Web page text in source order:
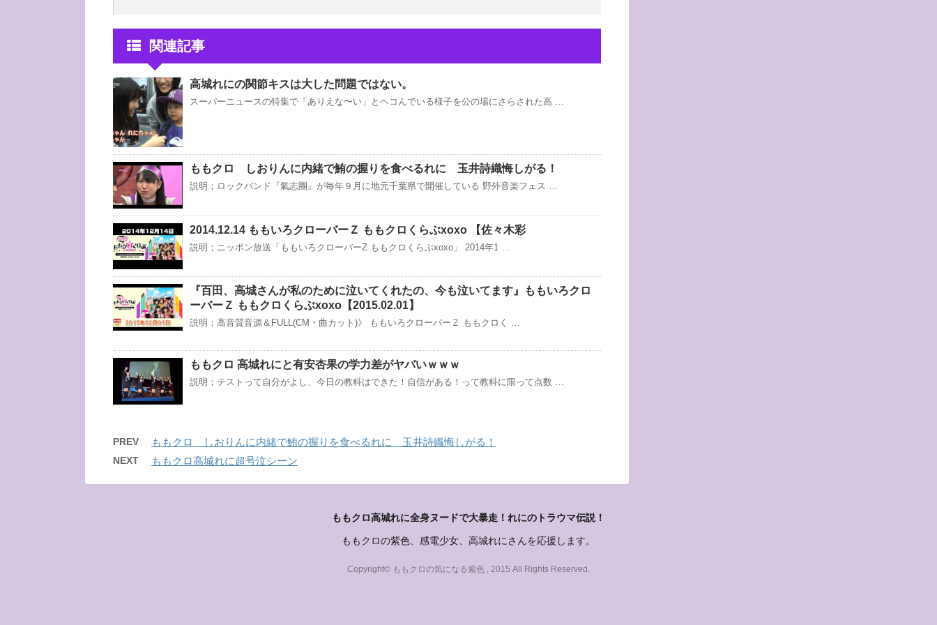
関連記事
高城れにの関節キスは大した問題ではない。
スーパーニュースの特集で「ありえな〜い」とヘコんでいる様子を公の場にさらされた高 …
ももクロ しおりんに内緒で鮪の握りを食べるれに 玉井詩織悔しがる！
説明；ロックバンド『氣志團』が毎年９月に地元千葉県で開催している 野外音楽フェス …
2014.12.14 ももいろクローバーＺ ももクロくらぶxoxo 【佐々木彩
説明；ニッポン放送「ももいろクローバーZ ももクロくらぶxoxo」 2014年1 …
『百田、高城さんが私のために泣いてくれたの、今も泣いてます』ももいろクロ
ーバーＺ ももクロくらぶxoxo【2015.02.01】
説明；高音質音源＆FULL(CM・曲カット)》 ももいろクローバーＺ ももクロく …
ももクロ 高城れにと有安杏果の学力差がヤバいｗｗｗ
説明；テストって自分がよし、今日の教科はできた！自信がある！って教科に限って点数 …
PREV ももクロ しおりんに内緒で鮪の握りを食べるれに 玉井詩織悔しがる！
NEXT ももクロ高城れに超号泣シーン
ももクロ高城れに全身ヌードで大暴走！れにのトラウマ伝説！
ももクロの紫色、感電少女、高城れにさんを応援します。
Copyright© ももクロの気になる紫色 , 2015 All Rights Reserved.